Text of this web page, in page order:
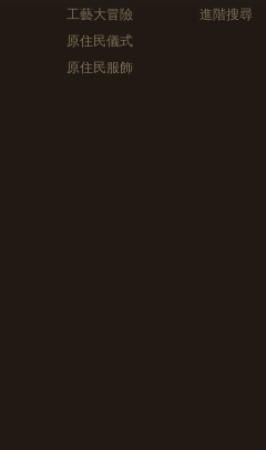
工藝大冒險
原住民儀式
原住民服飾
進階搜尋